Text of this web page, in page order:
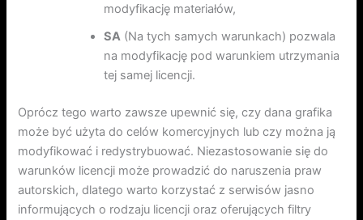
modyfikację materiałów,
SA (Na tych samych warunkach) pozwala
na modyfikację pod warunkiem utrzymania
tej samej licencji.
Oprócz tego warto zawsze upewnić się, czy dana grafika
może być użyta do celów komercyjnych lub czy można ją
modyfikować i redystrybuować. Niezastosowanie się do
warunków licencji może prowadzić do naruszenia praw
autorskich, dlatego warto korzystać z serwisów jasno
informujących o rodzaju licencji oraz oferujących filtry